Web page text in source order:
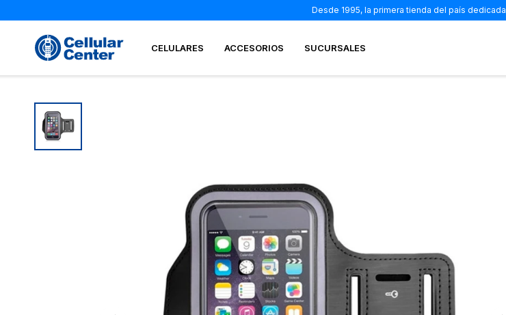
CELULARES ACCESORIOS SUCURSALES
Desde 1995, la primera tienda del país